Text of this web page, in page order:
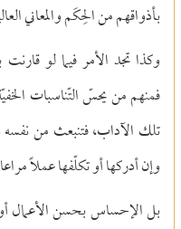
بأذواقهم من الحِكَم والمعاني
وكذا تجد الأمر فيما لو
فمنهم من يحسّ التّناسبات
تلك الآداب، فتنبعث من نفسه
وإن أدركها أو تكلّفها عملاً
بل الإحساس بحسن الأعمال